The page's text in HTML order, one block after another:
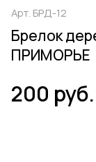
Арт. БРД-12
Брелок
ПРИМОРЬЕ
200 руб.